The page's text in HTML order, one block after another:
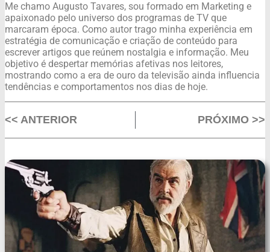
Me chamo Augusto Tavares, sou formado em Marketing e
apaixonado pelo universo dos programas de TV que
marcaram época. Como autor trago minha experiência em
estratégia de comunicação e criação de conteúdo para
escrever artigos que reúnem nostalgia e informação. Meu
objetivo é despertar memórias afetivas nos leitores,
mostrando como a era de ouro da televisão ainda influencia
tendências e comportamentos nos dias de hoje.
<< ANTERIOR PRÓXIMO >>